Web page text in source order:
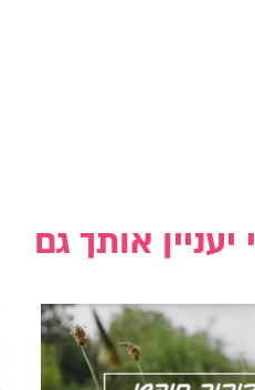
יעניין אותך גם